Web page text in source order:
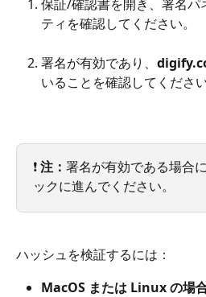
保証/確認書を開き、署名
ティを確認してください。
署名が有効であり、
いることを確認してください
❗ 注： 署名が有効である場合
ックに進んでください。
ハッシュを検証するには：
MacOS または Linux の場